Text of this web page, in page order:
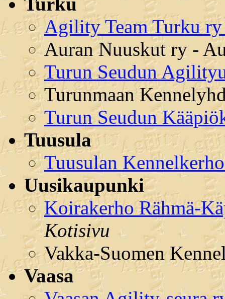
Agility Team Turku
Auran Nuuskut ry -
Turun Seudun
Turunmaan
Turun Seudun
Tuusula
Tuusulan
Uusikaupunki
Koirakerho Rähmä-
Kotisivu
Vakka-Suomen
Vaasa